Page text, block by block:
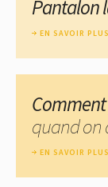
Pantalon
EN SAVOIR PLUS
quand on
EN SAVOIR PLUS